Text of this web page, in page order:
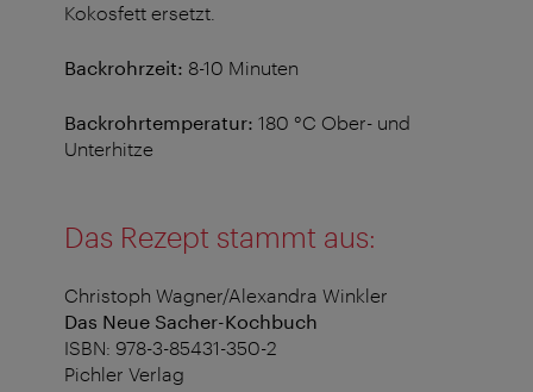
Kokosfett ersetzt.
Backrohrzeit: 8-10 Minuten
Backrohrtemperatur: 180 °C Ober- und
Unterhitze
Das Rezept stammt aus:
Christoph Wagner/Alexandra Winkler
Das Neue Sacher-Kochbuch
ISBN: 978-3-85431-350-2
Pichler Verlag